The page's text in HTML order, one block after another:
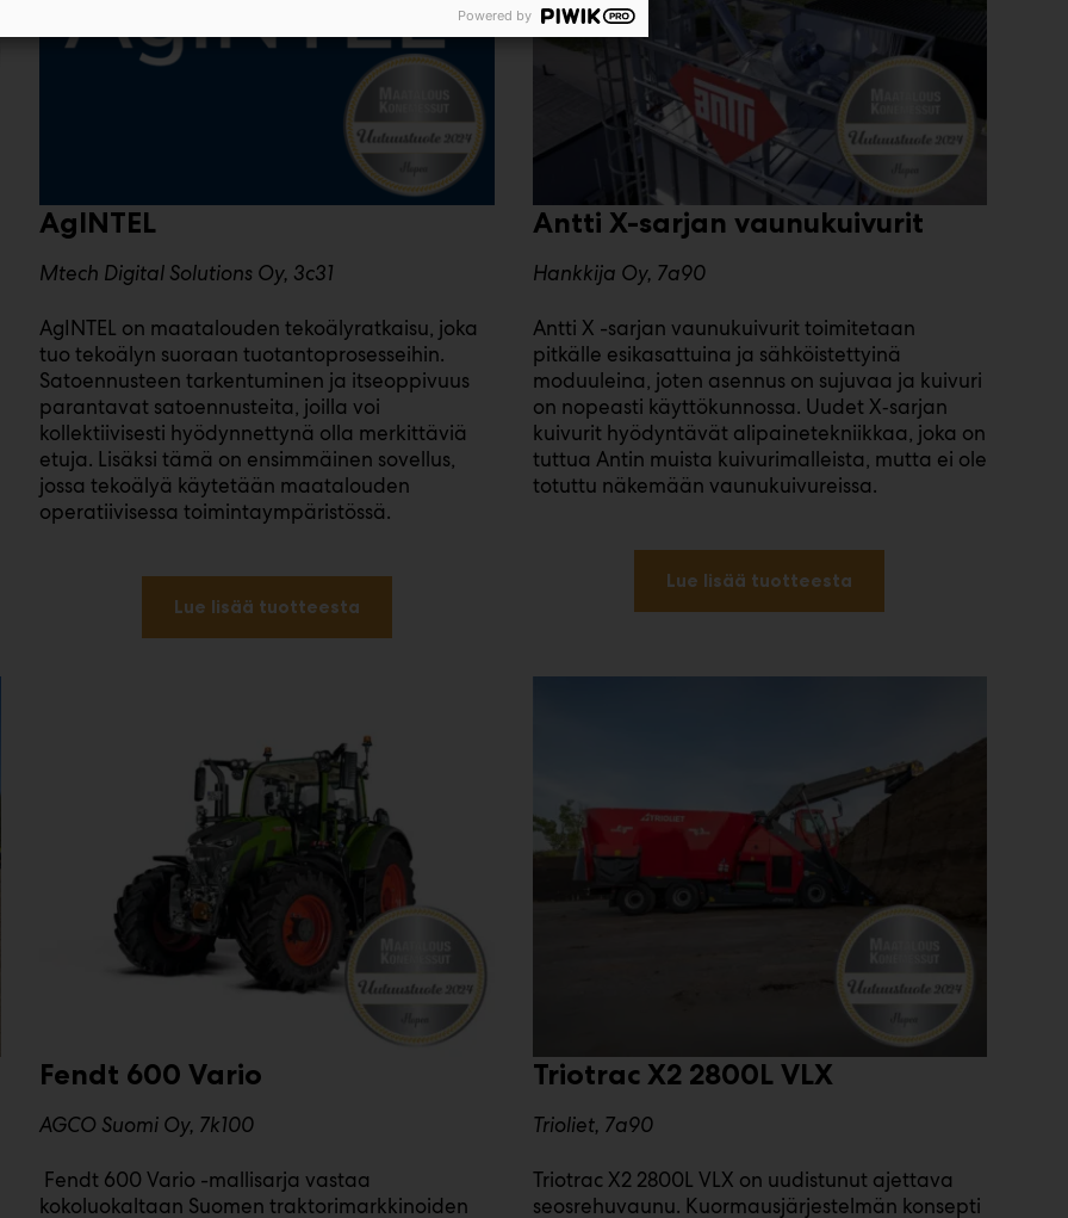
AgINTEL
Mtech Digital Solutions Oy, 3c31
AgINTEL on maatalouden tekoälyratkaisu, joka
tuo tekoälyn suoraan tuotantoprosesseihin.
Satoennusteen tarkentuminen ja itseoppivuus
parantavat satoennusteita, joilla voi
kollektiivisesti hyödynnettynä olla merkittäviä
etuja. Lisäksi tämä on ensimmäinen sovellus,
jossa tekoälyä käytetään maatalouden
operatiivisessa toimintaympäristössä.
Lue lisää tuotteesta
Antti X-sarjan vaunukuivurit
Hankkija Oy, 7a90
Antti X -sarjan vaunukuivurit toimitetaan
pitkälle esikasattuina ja sähköistettyinä
moduuleina, joten asennus on sujuvaa ja kuivuri
on nopeasti käyttökunnossa. Uudet X‑sarjan
kuivurit hyödyntävät alipainetekniikkaa, joka on
tuttua Antin muista kuivurimalleista, mutta ei ole
totuttu näkemään vaunukuivureissa.
Lue lisää tuotteesta
Fendt 600 Vario
AGCO Suomi Oy, 7k100
Fendt 600 Vario -mallisarja vastaa
kokoluokaltaan Suomen traktorimarkkinoiden
Triotrac X2 2800L VLX
Trioliet, 7a90
Triotrac X2 2800L VLX on uudistunut ajettava
seosrehuvaunu. Kuormausjärjestelmän konsepti
Powered by